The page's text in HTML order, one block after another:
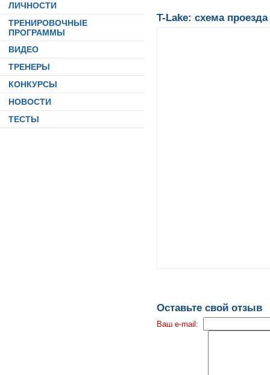
ЛИЧНОСТИ
ТРЕНИРОВОЧНЫЕ
ПРОГРАММЫ
ВИДЕО
ТРЕНЕРЫ
КОНКУРСЫ
НОВОСТИ
ТЕСТЫ
T-Lake: схема проезда
Оставьте свой отзыв
Ваш e-mail: